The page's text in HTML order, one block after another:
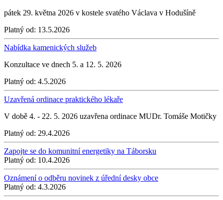
pátek 29. května 2026 v kostele svatého Václava v Hodušíně
Platný od: 13.5.2026
Nabídka kamenických služeb
Konzultace ve dnech 5. a 12. 5. 2026
Platný od: 4.5.2026
Uzavřená ordinace praktického lékaře
V době 4. - 22. 5. 2026 uzavřena ordinace MUDr. Tomáše Motičky
Platný od: 29.4.2026
Zapojte se do komunitní energetiky na Táborsku
Platný od: 10.4.2026
Oznámení o odběru novinek z úřední desky obce
Platný od: 4.3.2026